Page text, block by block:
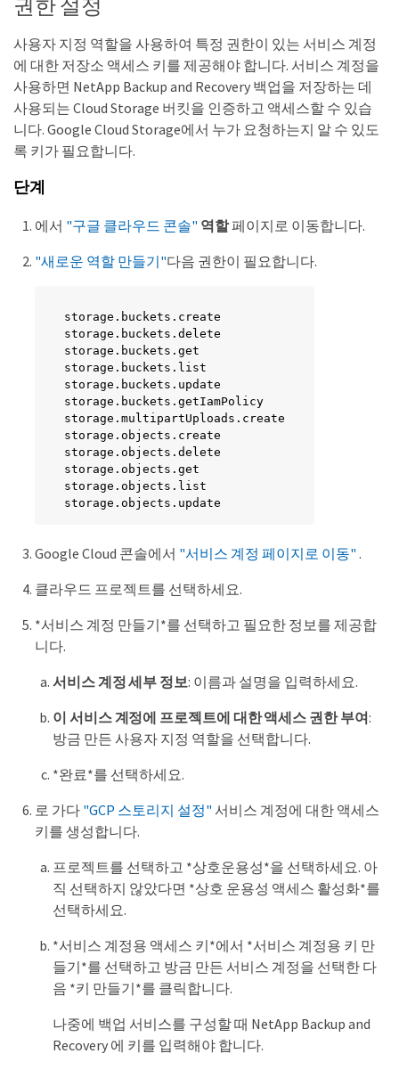
권한 설정
사용자 지정 역할을 사용하여 특정 권한이 있는 서비스 계정
에 대한 저장소 액세스 키를 제공해야 합니다. 서비스 계정을
사용하면 NetApp Backup and Recovery 백업을 저장하는 데
사용되는 Cloud Storage 버킷을 인증하고 액세스할 수 있습
니다. Google Cloud Storage에서 누가 요청하는지 알 수 있도
록 키가 필요합니다.
단계
에서 "구글 클라우드 콘솔" 역할페이지로 이동합니다.
"새로운 역할 만들기"다음 권한이 필요합니다.
storage.buckets.create
storage.buckets.delete
storage.buckets.get
storage.buckets.list
storage.buckets.update
storage.buckets.getIamPolicy
storage.multipartUploads.create
storage.objects.create
storage.objects.delete
storage.objects.get
storage.objects.list
storage.objects.update
Google Cloud 콘솔에서 "서비스 계정 페이지로 이동" .
클라우드 프로젝트를 선택하세요.
*서비스 계정 만들기*를 선택하고 필요한 정보를 제공합
니다.
서비스 계정 세부 정보: 이름과 설명을 입력하세요.
이 서비스 계정에 프로젝트에 대한 액세스 권한 부여:
방금 만든 사용자 지정 역할을 선택합니다.
*완료*를 선택하세요.
로 가다 "GCP 스토리지 설정" 서비스 계정에 대한 액세스
키를 생성합니다.
프로젝트를 선택하고 *상호운용성*을 선택하세요. 아
직 선택하지 않았다면 *상호 운용성 액세스 활성화*를
선택하세요.
*서비스 계정용 액세스 키*에서 *서비스 계정용 키 만
들기*를 선택하고 방금 만든 서비스 계정을 선택한 다
음 *키 만들기*를 클릭합니다.
나중에 백업 서비스를 구성할 때 NetApp Backup and
Recovery 에 키를 입력해야 합니다.